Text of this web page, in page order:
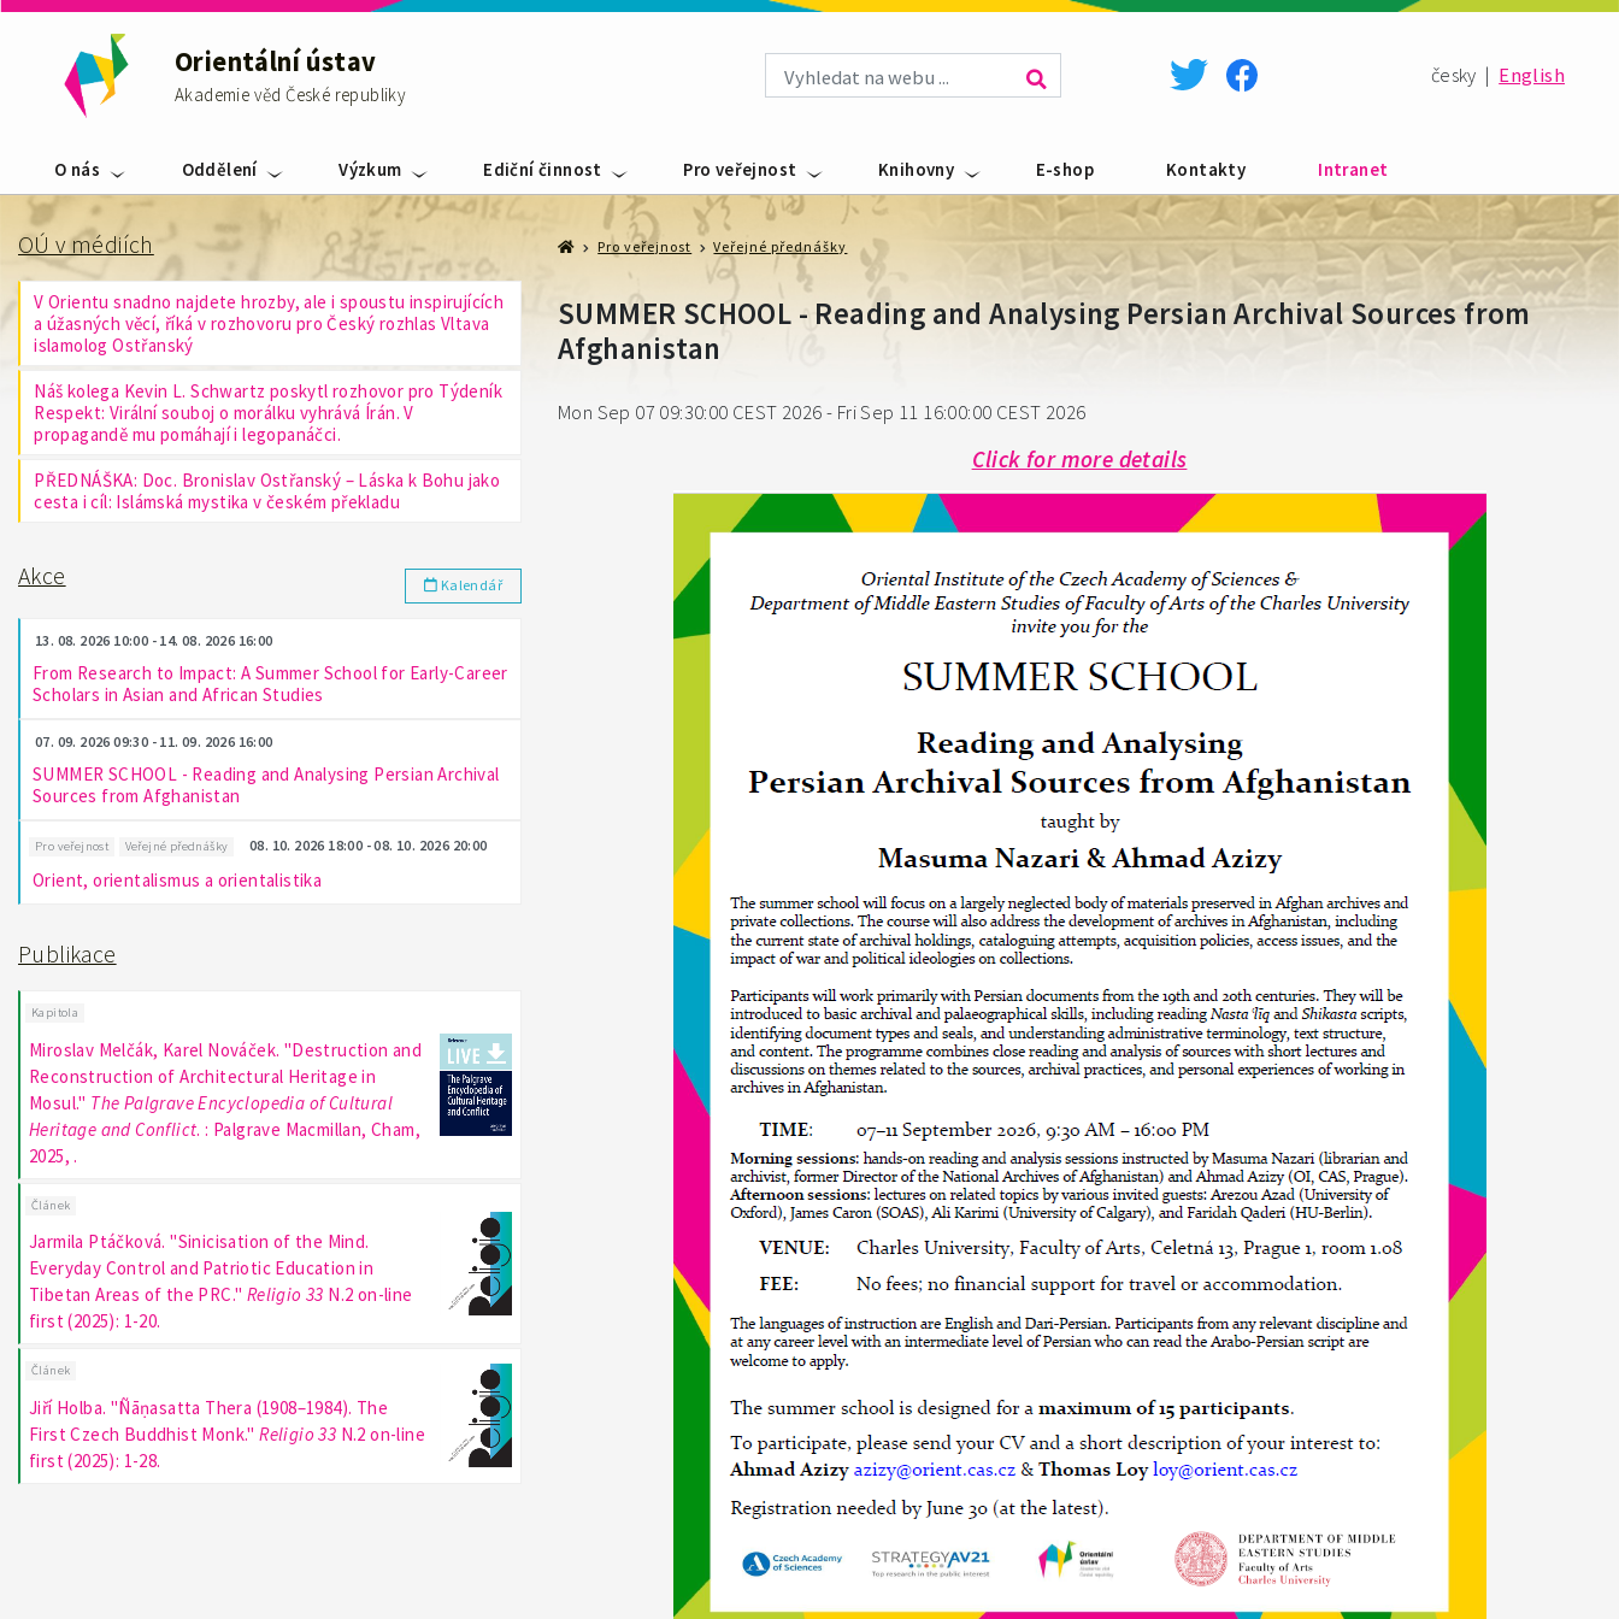
Orientální ústav
Akademie věd České republiky
česky | English
O nás Oddělení Výzkum Ediční činnost Pro veřejnost Knihovny E-shop Kontakty Intranet
OÚ v médiích
V Orientu snadno najdete hrozby, ale i spoustu inspirujících
a úžasných věcí, říká v rozhovoru pro Český rozhlas Vltava
islamolog Ostřanský
Náš kolega Kevin L. Schwartz poskytl rozhovor pro Týdeník
Respekt: Virální souboj o morálku vyhrává Írán. V
propagandě mu pomáhají i legopanáčci.
PŘEDNÁŠKA: Doc. Bronislav Ostřanský – Láska k Bohu jako
cesta i cíl: Islámská mystika v českém překladu
Akce Kalendář
13. 08. 2026 10:00 - 14. 08. 2026 16:00
From Research to Impact: A Summer School for Early-Career
Scholars in Asian and African Studies
07. 09. 2026 09:30 - 11. 09. 2026 16:00
SUMMER SCHOOL - Reading and Analysing Persian Archival
Sources from Afghanistan
Pro veřejnost Veřejné přednášky 08. 10. 2026 18:00 - 08. 10. 2026 20:00
Orient, orientalismus a orientalistika
Publikace
Kapitola
Miroslav Melčák, Karel Nováček. "Destruction and
Reconstruction of Architectural Heritage in
Mosul." The Palgrave Encyclopedia of Cultural
Heritage and Conflict. : Palgrave Macmillan, Cham,
2025, .
Článek
Jarmila Ptáčková. "Sinicisation of the Mind.
Everyday Control and Patriotic Education in
Tibetan Areas of the PRC." Religio 33 N.2 on-line
first (2025): 1-20.
Článek
Jiří Holba. "Ñāṇasatta Thera (1908–1984). The
First Czech Buddhist Monk."Religio 33 N.2 on-line
first (2025): 1-28.
Pro veřejnost Veřejné přednášky
SUMMER SCHOOL - Reading and Analysing Persian Archival Sources from
Afghanistan
Mon Sep 07 09:30:00 CEST 2026 - Fri Sep 11 16:00:00 CEST 2026
Click for more details